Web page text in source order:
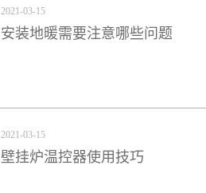
2021-03-15
安装地暖需要注意哪些问题
2021-03-15
壁挂炉温控器使用技巧